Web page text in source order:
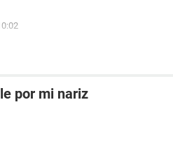
por mi nariz